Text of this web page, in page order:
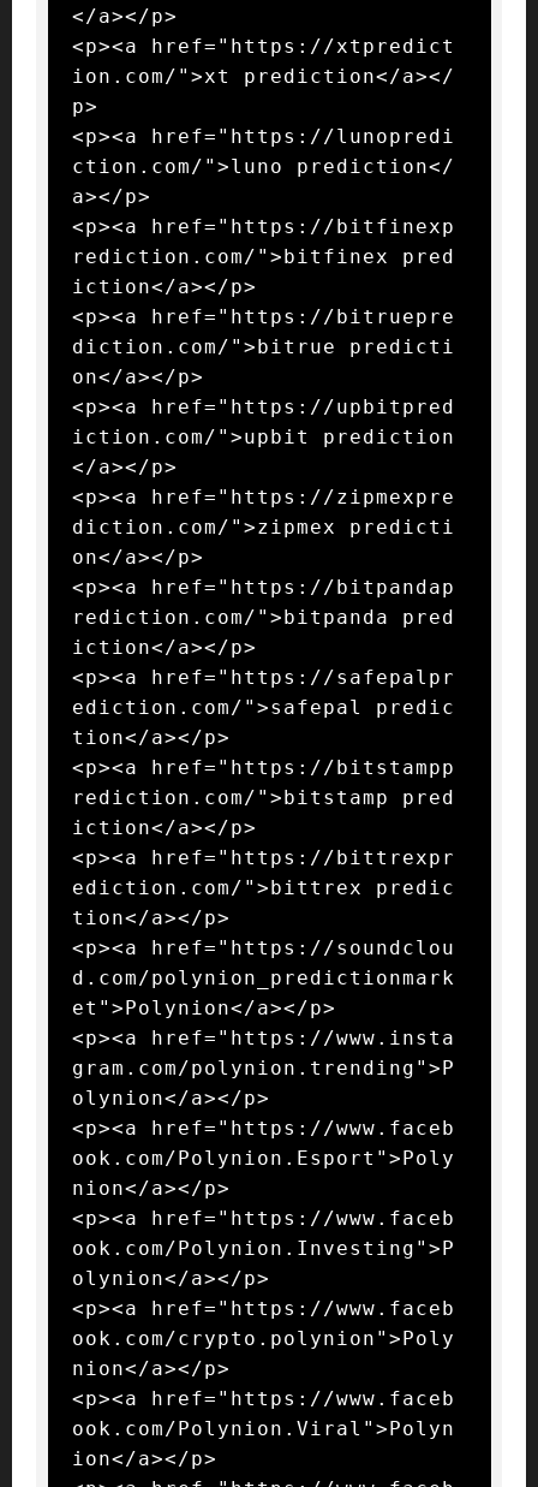
</a></p>
<p><a href="https://xtpredict
ion.com/">xt prediction</a></
p>
<p><a href="https://lunopredi
ction.com/">luno prediction</
a></p>
<p><a href="https://bitfinexp
rediction.com/">bitfinex pred
iction</a></p>
<p><a href="https://bitruepre
diction.com/">bitrue predicti
on</a></p>
<p><a href="https://upbitpred
iction.com/">upbit prediction
</a></p>
<p><a href="https://zipmexpre
diction.com/">zipmex predicti
on</a></p>
<p><a href="https://bitpandap
rediction.com/">bitpanda pred
iction</a></p>
<p><a href="https://safepalpr
ediction.com/">safepal predic
tion</a></p>
<p><a href="https://bitstampp
rediction.com/">bitstamp pred
iction</a></p>
<p><a href="https://bittrexpr
ediction.com/">bittrex predic
tion</a></p>
<p><a href="https://soundclou
d.com/polynion_predictionmark
et">Polynion</a></p>
<p><a href="https://www.insta
gram.com/polynion.trending">P
olynion</a></p>
<p><a href="https://www.faceb
ook.com/Polynion.Esport">Poly
nion</a></p>
<p><a href="https://www.faceb
ook.com/Polynion.Investing">P
olynion</a></p>
<p><a href="https://www.faceb
ook.com/crypto.polynion">Poly
nion</a></p>
<p><a href="https://www.faceb
ook.com/Polynion.Viral">Polyn
ion</a></p>